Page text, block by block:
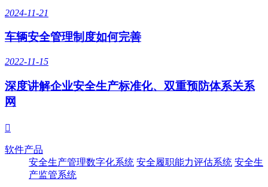
2024-11-21
车辆安全管理制度如何完善
2022-11-15
深度讲解企业安全生产标准化、双重预防体系关系
网

软件产品
安全生产管理数字化系统 安全履职能力评估系统 安全生
产监管系统